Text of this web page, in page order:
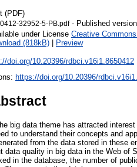
(PDF)
32952-5-PB.pdf- Published version
under License Creative
(818kB) | Preview
doi.org/10.20396/rdbci.v16i1.8650412
https://doi.org/10.20396/
big data theme has attracted
to understand their concepts and
from the data stored in these
data quality in big data in the Web of
in the database, the number of